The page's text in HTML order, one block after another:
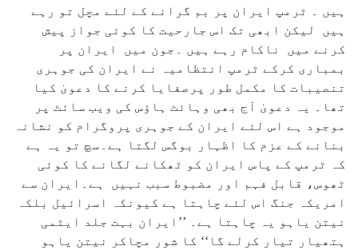
ہیں ۔ ٹرمپ ایران پر بم گرانے کے لئے مچل تو رہے
ہیں لیکن ابھی تک اس جارحیت کا کوئی جواز پیش
کرنے میں ناکام رہے ہیں ۔جون میں ایران پر
بمباری کرکے ٹرمپ انتظامیہ نے ایران کی جوہری
تنصیبات کا مکمل طور پرصفایا کرنے کا دعویٰ کیا
تھا۔ یہ دعویٰ آج بھی وہائٹ ہاؤس کی ویب سائٹ پر
موجود ہے اس لئے ایران کے جوہری پروگرام کو نشانہ
بنانے کے عزم کا اظہار بوگس لگتا ہے۔سچ تو یہ ہے
کہ ٹرمپ کے پاس ایران کو ٹھکانے لگانے کا کوئی
ٹھوس، قابل فہم اور مضبوط سبب نہیں ہے۔ایران سے
امریکہ جنگ اس لئے چاہتا ہے کیونکہ اسرائیل بلکہ
نیتن یاہو یہ چاہتا ہے۔ ’’ایران بہت جلد ایٹمی
ہتھیار تیار کرلے گا‘‘ کا شور مچاکر نیتن یاہو